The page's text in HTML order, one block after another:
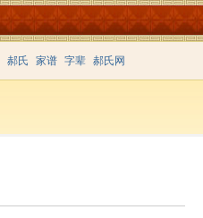
郝氏 家谱 字辈 郝氏网